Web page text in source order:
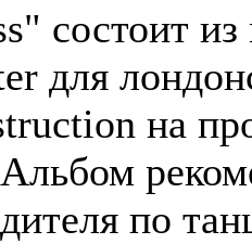
состоит из
для
на
по